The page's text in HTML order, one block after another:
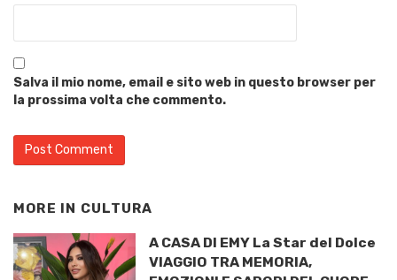
Salva il mio nome, email e sito web in questo browser per
la prossima volta che commento.
MORE IN CULTURA
A CASA DI EMY La Star del Dolce
VIAGGIO TRA MEMORIA,